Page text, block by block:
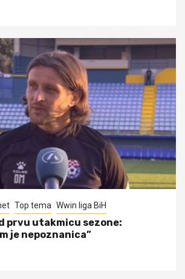
Top tema Wwin liga BiH
prvu utakmicu sezone:
je nepoznanica”